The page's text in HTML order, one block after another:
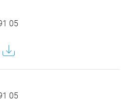
05
05